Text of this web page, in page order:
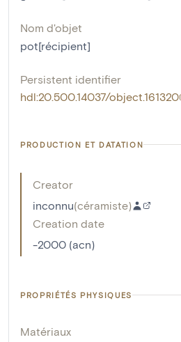
Nom d'objet
pot[récipient]
Persistent identifier
hdl:20.500.14037/object.161320
PRODUCTION ET DATATION
Creator
inconnu(céramiste)
Creation date
-2000 (acn)
PROPRIÉTÉS PHYSIQUES
Matériaux